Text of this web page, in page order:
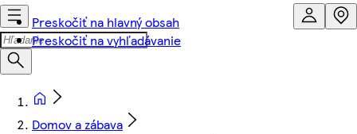
Preskočiť na hlavný obsah
Preskočiť na vyhľadávanie
Domov a zábava